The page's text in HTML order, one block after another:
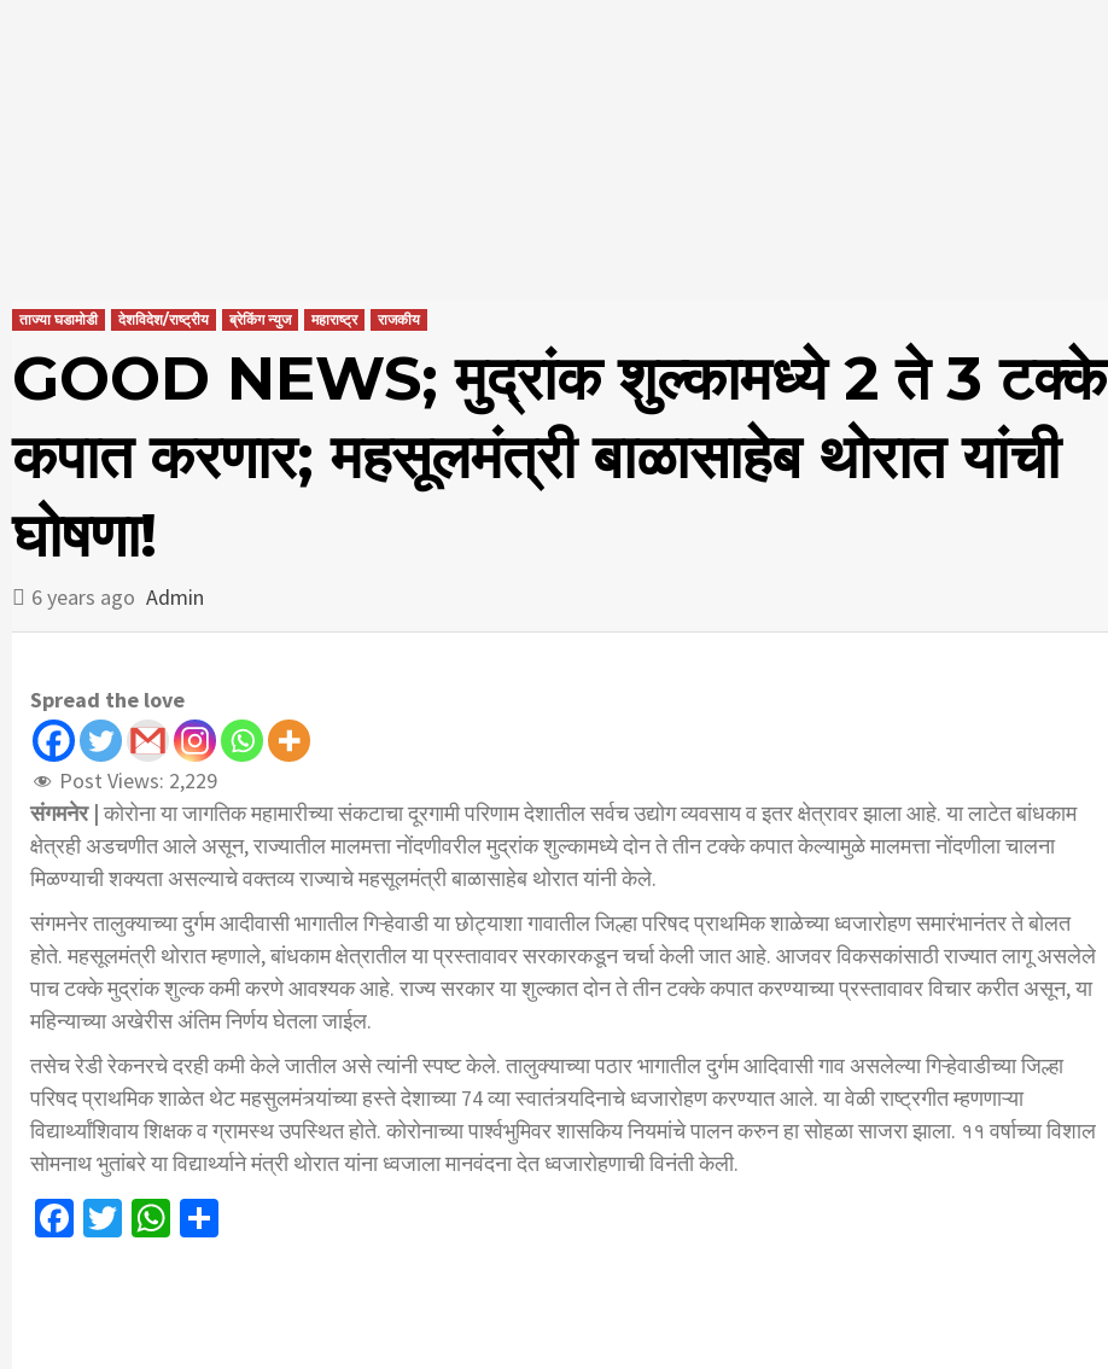
ताज्या घडामोडी देशविदेश/राष्ट्रीय ब्रेकिंग न्युज महाराष्ट्र राजकीय
GOOD NEWS; मुद्रांक शुल्कामध्ये 2 ते 3 टक्के
कपात करणार; महसूलमंत्री बाळासाहेब थोरात यांची
घोषणा!
6 years ago Admin
Spread the love
Post Views: 2,229
संगमनेर |कोरोना या जागतिक महामारीच्या संकटाचा दूरगामी परिणाम देशातील सर्वच उद्योग व्यवसाय व इतर क्षेत्रावर झाला आहे. या लाटेत बांधकाम
क्षेत्रही अडचणीत आले असून, राज्यातील मालमत्ता नोंदणीवरील मुद्रांक शुल्कामध्ये दोन ते तीन टक्के कपात केल्यामुळे मालमत्ता नोंदणीला चालना
मिळण्याची शक्यता असल्याचे वक्तव्य राज्याचे महसूलमंत्री बाळासाहेब थोरात यांनी केले.
संगमनेर तालुक्याच्या दुर्गम आदीवासी भागातील गिऱ्हेवाडी या छोट्याशा गावातील जिल्हा परिषद प्राथमिक शाळेच्या ध्वजारोहण समारंभानंतर ते बोलत
होते. महसूलमंत्री थोरात म्हणाले, बांधकाम क्षेत्रातील या प्रस्तावावर सरकारकडून चर्चा केली जात आहे. आजवर विकसकांसाठी राज्यात लागू असलेले
पाच टक्के मुद्रांक शुल्क कमी करणे आवश्यक आहे. राज्य सरकार या शुल्कात दोन ते तीन टक्के कपात करण्याच्या प्रस्तावावर विचार करीत असून, या
महिन्याच्या अखेरीस अंतिम निर्णय घेतला जाईल.
तसेच रेडी रेकनरचे दरही कमी केले जातील असे त्यांनी स्पष्ट केले. तालुक्याच्या पठार भागातील दुर्गम आदिवासी गाव असलेल्या गिऱ्हेवाडीच्या जिल्हा
परिषद प्राथमिक शाळेत थेट महसुलमंत्र्यांच्या हस्ते देशाच्या 74 व्या स्वातंत्र्यदिनाचे ध्वजारोहण करण्यात आले. या वेळी राष्ट्रगीत म्हणणाऱ्या
विद्यार्थ्यांशिवाय शिक्षक व ग्रामस्थ उपस्थित होते. कोरोनाच्या पार्श्वभुमिवर शासकिय नियमांचे पालन करुन हा सोहळा साजरा झाला. ११ वर्षाच्या विशाल
सोमनाथ भुतांबरे या विद्यार्थ्याने मंत्री थोरात यांना ध्वजाला मानवंदना देत ध्वजारोहणाची विनंती केली.
Facebook
TwitterWhatsApp